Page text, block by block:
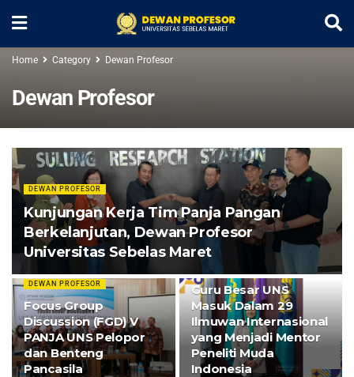
Home Category Dewan Profesor
Dewan Profesor
DEWAN PROFESOR
Kunjungan Kerja Tim Panja Pangan
Berkelanjutan, Dewan Profesor
Universitas Sebelas Maret
DEWAN PROFESOR
Focus Group
Discussion (FGD) V
PANJA UNS Pelopor
dan Benteng
Pancasila
Guru Besar UNS
Masuk Dalam 29
Ilmuwan Internasional
yang Menjadi Mentor
Peneliti Muda
Indonesia